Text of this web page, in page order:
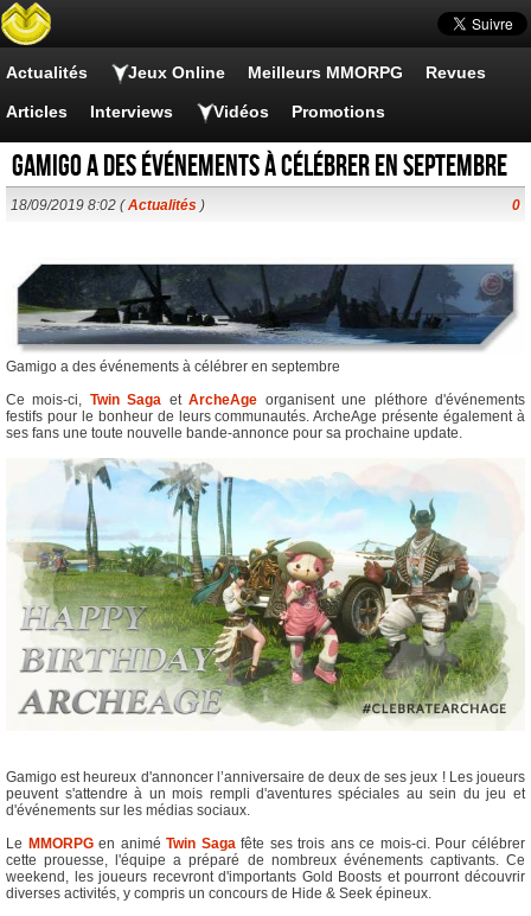
Actualités Jeux Online Meilleurs MMORPG Revues
Articles Interviews Vidéos Promotions
Gamigo a des événements à célébrer en septembre
18/09/2019 8:02 (Actualités ) 0
Gamigo a des événements à célébrer en septembre
Ce mois-ci, Twin Saga etArcheAge organisent une pléthore d'événements
festifs pour le bonheur de leurs communautés. ArcheAge présente également à
ses fans une toute nouvelle bande-annonce pour sa prochaine update.
Gamigo est heureux d'annoncer l’anniversaire de deux de ses jeux ! Les joueurs
peuvent s'attendre à un mois rempli d'aventures spéciales au sein du jeu et
d'événements sur les médias sociaux.
Le MMORPGen animéTwin Saga fête ses trois ans ce mois-ci. Pour célébrer
cette prouesse, l'équipe a préparé de nombreux événements captivants. Ce
weekend, les joueurs recevront d'importants Gold Boosts et pourront découvrir
diverses activités, y compris un concours de Hide & Seek épineux.